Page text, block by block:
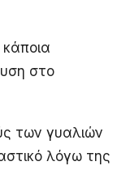
στο
των γυαλιών
λόγω της